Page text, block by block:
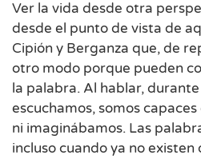
Ver la vida desde otra
desde el punto de vista de
Cipión y Berganza que, de
otro modo porque pueden
la palabra. Al hablar,
escuchamos, somos
ni imaginábamos. Las
incluso cuando ya no existen